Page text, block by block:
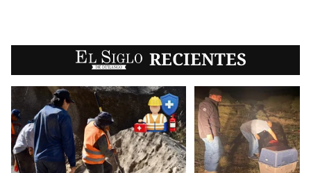
EL SIGLO RECIENTES